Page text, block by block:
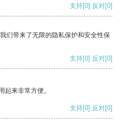
支持[0] 反对[0]
们带来了无限的隐私保护和安全性保
支持[0] 反对[0]
起来非常方便。
支持[0] 反对[0]